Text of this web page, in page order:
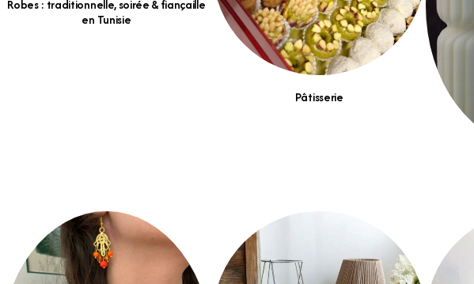
Robes : traditionnelle, soirée & fiançaille
en Tunisie
Pâtisserie